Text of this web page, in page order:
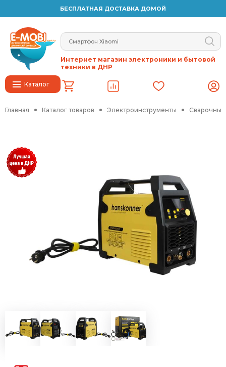
БЕСПЛАТНАЯ ДОСТАВКА ДОМОЙ
Каталог
Интернет магазин электроники и бытовой
техники в ДНР
Главная Каталог товаров Электроинструменты